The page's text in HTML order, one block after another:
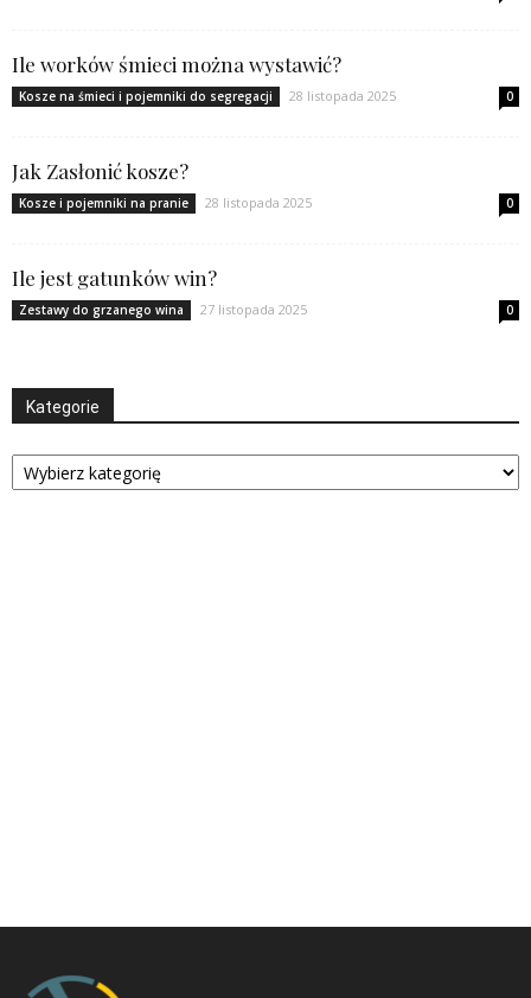
Ile worków śmieci można wystawić?
Kosze na śmieci i pojemniki do segregacji 28 listopada 2025 0
Jak Zasłonić kosze?
Kosze i pojemniki na pranie 28 listopada 2025 0
Ile jest gatunków win?
Zestawy do grzanego wina 27 listopada 2025 0
Kategorie
Kategorie